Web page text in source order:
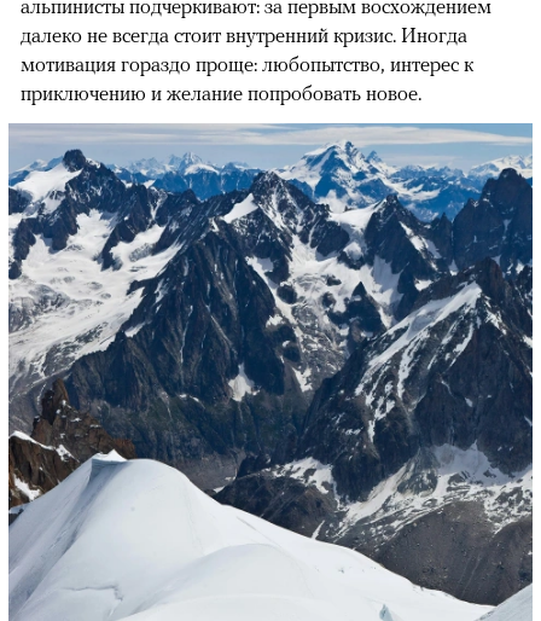
альпинисты подчеркивают: за первым восхождением
далеко не всегда стоит внутренний кризис. Иногда
мотивация гораздо проще: любопытство, интерес к
приключению и желание попробовать новое.